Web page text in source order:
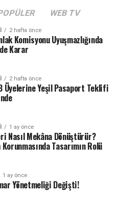
MANSET MAYA SATIŞLAR
göçmenlik
düşük seviyesinde
WEB TV
2 hafta önce
Komisyonu Uyuşmazlığında
Karar
2 hafta önce
Üyelerine Yeşil Pasaport Teklifi
1 ay önce
Nasıl Mekâna Dönüştürür?
Tasarımın Rolü
1 ay önce
Yönetmeliği Değişti!